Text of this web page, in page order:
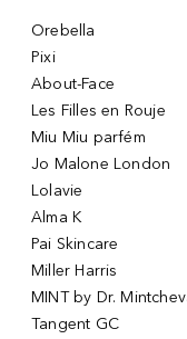
Orebella
Pixi
About-Face
Les Filles en Rouje
Miu Miu parfém
Jo Malone London
Lolavie
Alma K
Pai Skincare
Miller Harris
MINT by Dr.
Tangent GC